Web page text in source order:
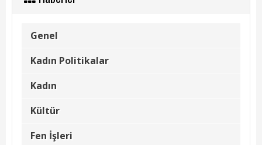
Devam Eden Projeler
Planlanan Projeler
Genel
Kadın Politikalar
Kadın
Kültür
Fen İşleri